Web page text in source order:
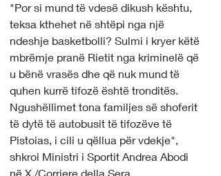
"Por si mund të vdesë dikush kështu,
teksa kthehet në shtëpi nga një
ndeshje basketbolli? Sulmi i kryer këtë
mbrëmje pranë Rietit nga kriminelë që
u bënë vrasës dhe që nuk mund të
quhen kurrë tifozë është tronditës.
Ngushëllimet tona familjes së shoferit
të dytë të autobusit të tifozëve të
Pistoias, i cili u qëllua për vdekje",
shkroi Ministri i Sportit Andrea Abodi
në X./Corriere della Sera